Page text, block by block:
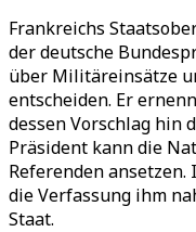
Frankreichs
der deutsche
über Militäreinsätze
entscheiden. Er
dessen Vorschlag hin
Präsident kann die
Referenden
die Verfassung ihm
Staat.